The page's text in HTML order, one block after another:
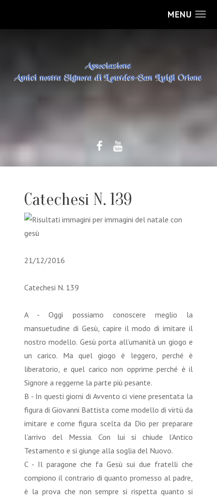
MENU
Catechesi N. 139
21/12/2016
Catechesi N. 139
A - Oggi possiamo conoscere meglio la
mansuetudine di Gesù, capire il modo di imitare il
nostro modello. Gesù porta all’umanità un giogo e
un carico. Ma quel giogo è leggero, perché è
liberatorio, e quel carico non opprime perché è il
Signore a reggerne la parte più pesante.
B - In questi giorni di Avvento ci viene presentata la
figura di Giovanni Battista come modello di virtù da
imitare e come figura scelta da Dio per preparare
l’arrivo del Messia. Con lui si chiude l’Antico
Testamento e si giunge alla soglia del Nuovo.
C - Il paragone che fa Gesù sui due fratelli che
compiono il contrario di quanto promesso al padre,
è la prova che non sempre si rispetta quanto si